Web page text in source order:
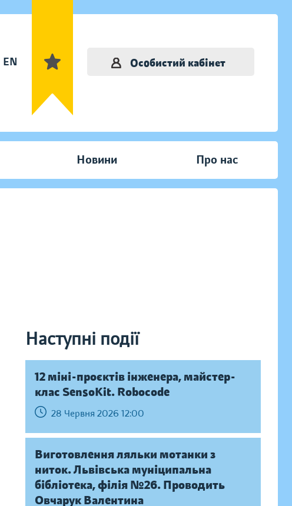
EN Особистий кабінет
Новини Про нас
Наступні події
12 міні-проєктів інженера, майстер-
клас SensoKit. Robocode
28 Червня 2026 12:00
Виготовлення ляльки мотанки з
ниток. Львівська муніципальна
бібліотека, філія №26. Проводить
Овчарук Валентина